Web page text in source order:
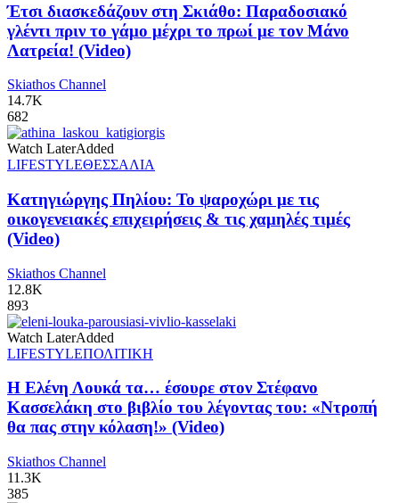
Έτσι διασκεδάζουν στη Σκιάθο: Παραδοσιακό
γλέντι πριν το γάμο μέχρι το πρωί με τον Μάνο
Λατρεία! (Video)
Skiathos Channel
14.7K
682
Watch LaterAdded
LIFESTYLEΘΕΣΣΑΛΙΑ
Κατηγιώργης Πηλίου: Το ψαροχώρι με τις
οικογενειακές επιχειρήσεις & τις χαμηλές τιμές
(Video)
Skiathos Channel
12.8K
893
Watch LaterAdded
LIFESTYLEΠΟΛΙΤΙΚΗ
Η Ελένη Λουκά τα… έσουρε στον Στέφανο
Κασσελάκη στο βιβλίο του λέγοντας του: «Ντροπή
θα πας στην κόλαση!» (Video)
Skiathos Channel
11.3K
385